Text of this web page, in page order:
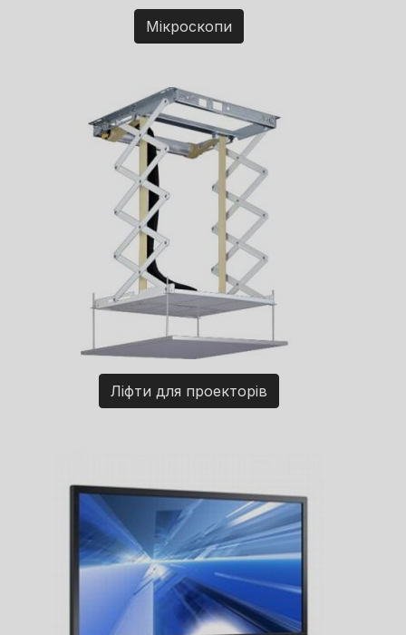
Мікроскопи
Ліфти для проекторів